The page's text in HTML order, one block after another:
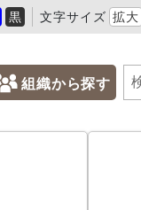
黒 文字サイズ 拡大
組織から探す